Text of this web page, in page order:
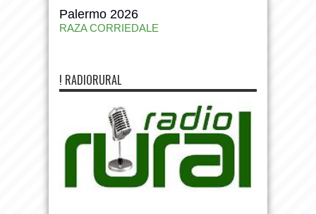
Palermo 2026
RAZA CORRIEDALE
! RADIORURAL